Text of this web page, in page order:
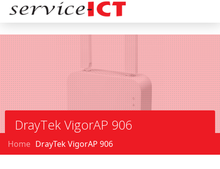
DrayTek VigorAP 906
Home DrayTek VigorAP 906